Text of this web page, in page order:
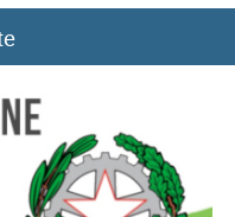
l’anno accademico...
le graduatorie di...
di luglio 2026